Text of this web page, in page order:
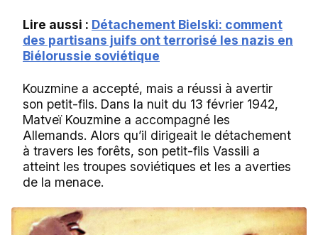
Lire aussi : Détachement Bielski: comment
des partisans juifs ont terrorisé les nazis en
Biélorussie soviétique
Kouzmine a accepté, mais a réussi à avertir
son petit-fils. Dans la nuit du 13 février 1942,
Matveï Kouzmine a accompagné les
Allemands. Alors qu’il dirigeait le détachement
à travers les forêts, son petit-fils Vassili a
atteint les troupes soviétiques et les a averties
de la menace.